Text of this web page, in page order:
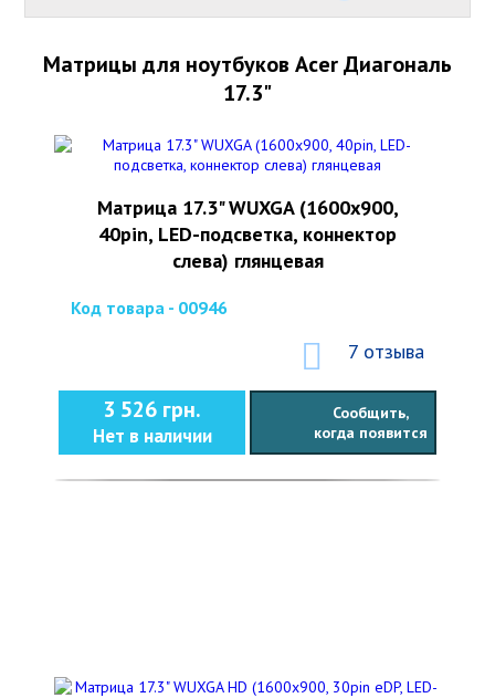
Матрицы для ноутбуков Acer Диагональ
17.3"
Матрица 17.3" WUXGA (1600х900,
40pin, LED-подсветка, коннектор
слева) глянцевая
Код товара - 00946
7 отзыва
3 526 грн.
Нет в наличии
Сообщить,
когда появится